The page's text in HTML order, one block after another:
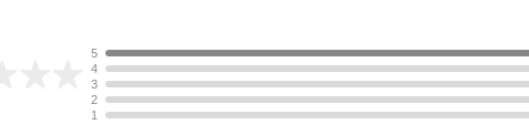
5
4
3
2
1